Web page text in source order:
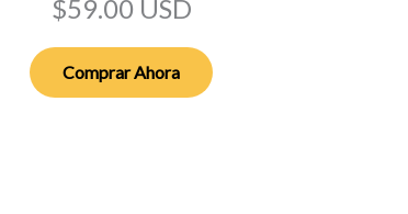
$59.00 USD
Comprar Ahora